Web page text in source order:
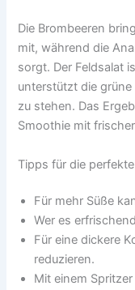
Die Brombeeren
mit, während die
sorgt. Der Feldsalat
unterstützt die
zu stehen. Das
Smoothie mit
Tipps für die
Für mehr Süße
Wer es
Für eine dickere
reduzieren.
Mit einem